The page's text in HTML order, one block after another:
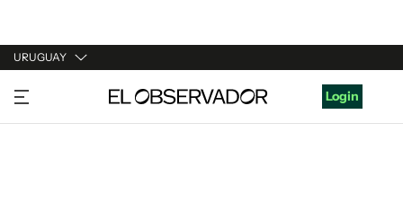
URUGUAY
URUGUAY
ARGENTINA
Login